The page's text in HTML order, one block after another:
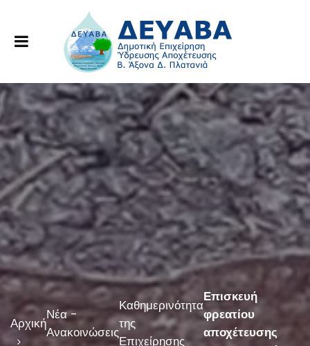
Αρχική
Νέα -
Ανακοινώσεις
Καθημερινότητα
της
Επιχείρησης
Επισκευή
φρεατίου
αποχέτευσης